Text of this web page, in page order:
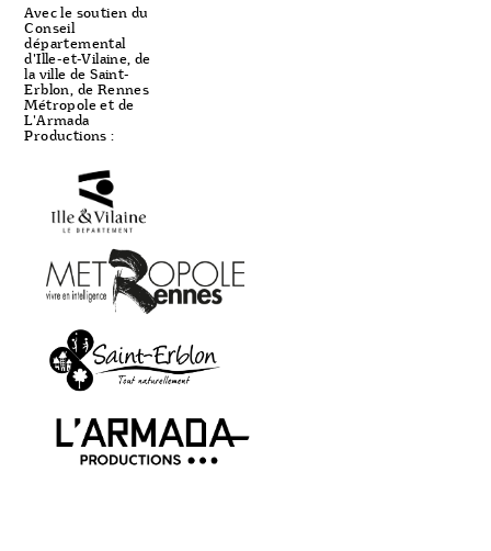
Avec le soutien du
Conseil
départemental
d'Ille-et-Vilaine, de
la ville de Saint-
Erblon, de Rennes
Métropole et de
L'Armada
Productions :